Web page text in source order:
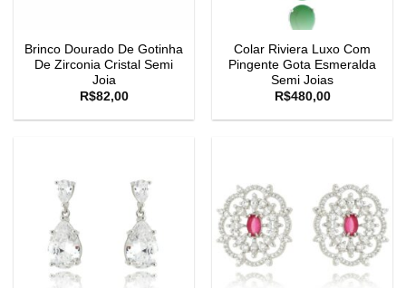
Brinco Dourado De Gotinha
De Zirconia Cristal Semi
Joia
R$82,00
Colar Riviera Luxo Com
Pingente Gota Esmeralda
Semi Joias
R$480,00